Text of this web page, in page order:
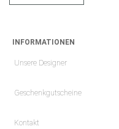
INFORMATIONEN
Unsere Designer
Geschenkgutscheine
Kontakt